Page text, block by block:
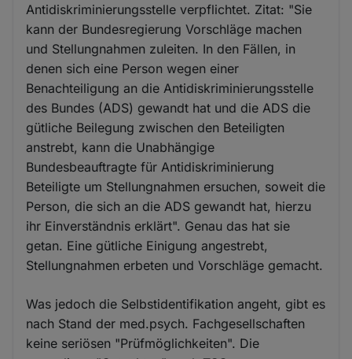
Antidiskriminierungsstelle verpflichtet. Zitat: "Sie
kann der Bundesregierung Vorschläge machen
und Stellungnahmen zuleiten. In den Fällen, in
denen sich eine Person wegen einer
Benachteiligung an die Antidiskriminierungsstelle
des Bundes (ADS) gewandt hat und die ADS die
gütliche Beilegung zwischen den Beteiligten
anstrebt, kann die Unabhängige
Bundesbeauftragte für Antidiskriminierung
Beteiligte um Stellungnahmen ersuchen, soweit die
Person, die sich an die ADS gewandt hat, hierzu
ihr Einverständnis erklärt". Genau das hat sie
getan. Eine gütliche Einigung angestrebt,
Stellungnahmen erbeten und Vorschläge gemacht.
Was jedoch die Selbstidentifikation angeht, gibt es
nach Stand der med.psych. Fachgesellschaften
keine seriösen "Prüfmöglichkeiten". Die